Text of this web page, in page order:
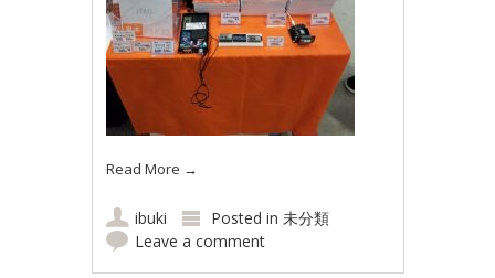
Read More →
ibuki Posted in未分類
Leave a comment